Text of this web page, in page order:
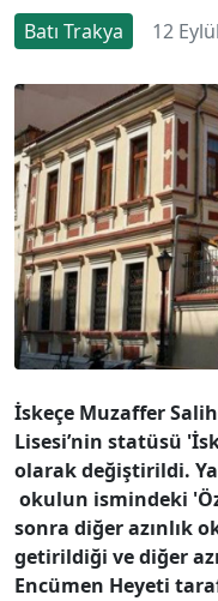
Batı Trakya 12
İskeçe Muzaffer
Lisesi’nin statüsü
olarak değiştirildi.
okulun ismindeki
sonra diğer azınlık
getirildiği ve diğer
Encümen Heyeti